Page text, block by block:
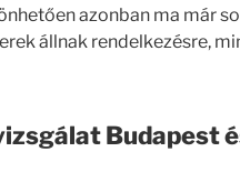
azonban ma már
állnak rendelkezésre,
Budapest